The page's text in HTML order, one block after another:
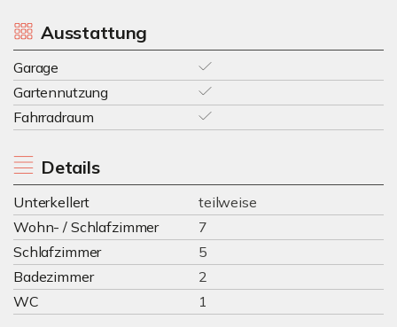
Ausstattung
Garage
Gartennutzung
Fahrradraum
Details
Unterkellert
teilweise
Wohn- / Schlafzimmer
7
Schlafzimmer
5
Badezimmer
2
WC
1